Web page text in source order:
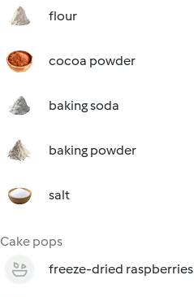
flour
cocoa powder
baking soda
baking powder
salt
Cake pops
freeze-dried raspberries